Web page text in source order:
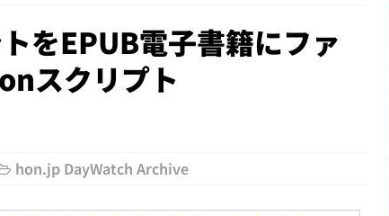
出版ニュースまとめ
ガワン」問題の第三者委員会調査報告書を公開など 日刊出版ニュースまと
著者向けポータルサイト提供開始」「EUが生成AIコンテンツの識別表示を義
まとめ＆コラム #726（2026年7月26日～8月1日）
をEPUB電子書籍にファ
スクリプト
hon.jp DayWatch Archive